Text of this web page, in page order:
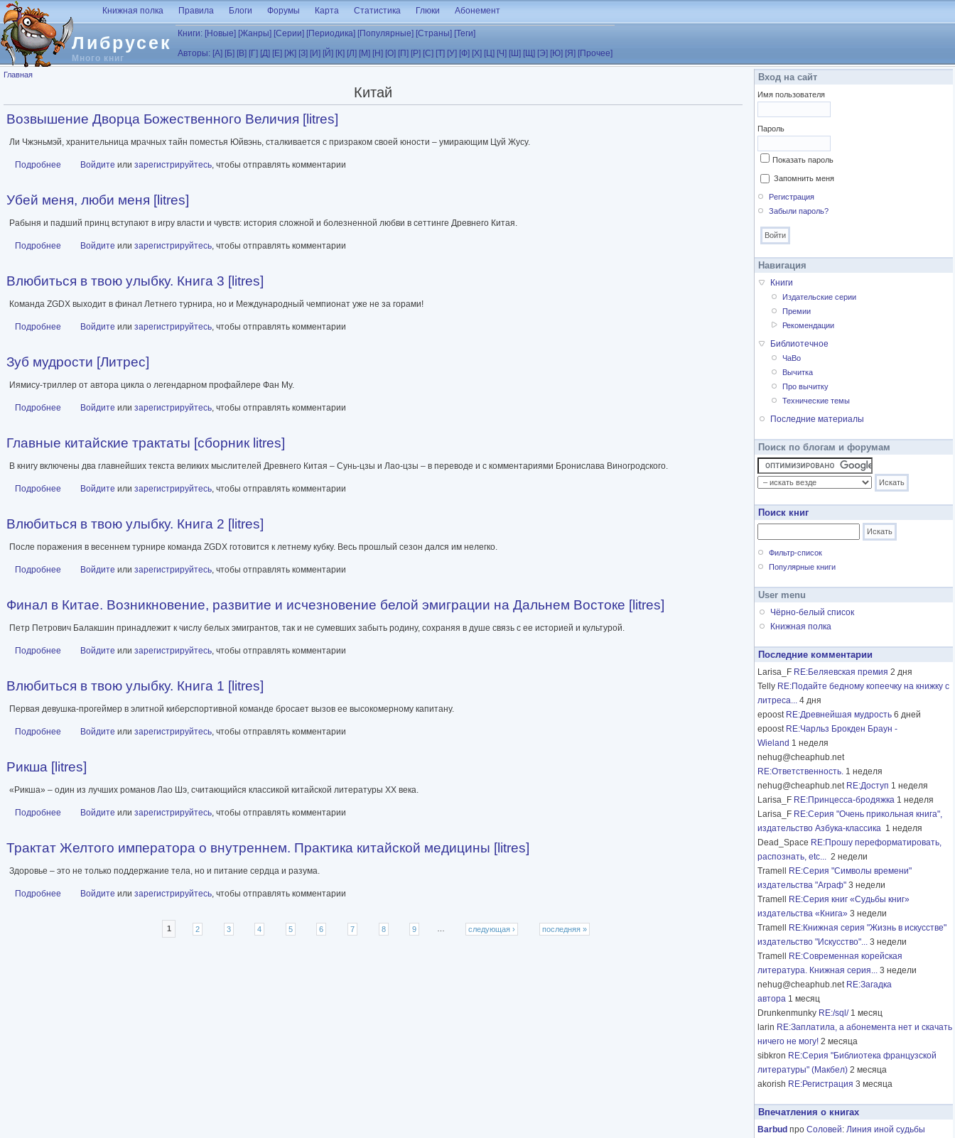
Перейти к основному содержанию
Либрусек
Много книг
Книжная полка Правила Блоги Форумы Карта Статистика Глюки Абонемент
Книги: [Новые] [Жанры] [Серии] [Периодика] [Популярные] [Страны] [Теги]
Авторы: [А] [Б] [В] [Г] [Д] [Е] [Ж] [З] [И] [Й] [К] [Л] [М] [Н] [О] [П] [Р] [С] [Т] [У] [Ф] [Х] [Ц] [Ч] [Ш] [Щ] [Э] [Ю] [Я] [Прочее]
Вы здесь
Главная
Китай
Возвышение Дворца Божественного Величия [litres]
Ли Чжэньмэй, хранительница мрачных тайн поместья Юйвэнь, сталкивается с призраком своей юности – умирающим Цуй Жусу.
Подробнее о Возвышение Дворца Божественного Величия [litres]
Войдите или зарегистрируйтесь, чтобы отправлять комментарии
Убей меня, люби меня [litres]
Рабыня и падший принц вступают в игру власти и чувств: история сложной и болезненной любви в сеттинге Древнего Китая.
Подробнее о Убей меня, люби меня [litres]
Войдите или зарегистрируйтесь, чтобы отправлять комментарии
Влюбиться в твою улыбку. Книга 3 [litres]
Команда ZGDX выходит в финал Летнего турнира, но и Международный чемпионат уже не за горами!
Подробнее о Влюбиться в твою улыбку. Книга 3 [litres]
Войдите или зарегистрируйтесь, чтобы отправлять комментарии
Зуб мудрости [Литрес]
Иямису-триллер от автора цикла о легендарном профайлере Фан Му.
Подробнее о Зуб мудрости [Литрес]
Войдите или зарегистрируйтесь, чтобы отправлять комментарии
Главные китайские трактаты [сборник litres]
В книгу включены два главнейших текста великих мыслителей Древнего Китая – Сунь-цзы и Лао-цзы – в переводе и с комментариями Бронислава Виногродского.
Подробнее о Главные китайские трактаты [сборник litres]
Войдите или зарегистрируйтесь, чтобы отправлять комментарии
Влюбиться в твою улыбку. Книга 2 [litres]
После поражения в весеннем турнире команда ZGDX готовится к летнему кубку. Весь прошлый сезон дался им нелегко.
Подробнее о Влюбиться в твою улыбку. Книга 2 [litres]
Войдите или зарегистрируйтесь, чтобы отправлять комментарии
Финал в Китае. Возникновение, развитие и исчезновение белой эмиграции на Дальнем Востоке [litres]
Петр Петрович Балакшин принадлежит к числу белых эмигрантов, так и не сумевших забыть родину, сохраняя в душе связь с ее историей и культурой.
Подробнее о Финал в Китае. Возникновение, развитие и исчезновение белой эмиграции на Дальнем Востоке [litres]
Войдите или зарегистрируйтесь, чтобы отправлять комментарии
Влюбиться в твою улыбку. Книга 1 [litres]
Первая девушка-прогеймер в элитной киберспортивной команде бросает вызов ее высокомерному капитану.
Подробнее о Влюбиться в твою улыбку. Книга 1 [litres]
Войдите или зарегистрируйтесь, чтобы отправлять комментарии
Рикша [litres]
«Рикша» – один из лучших романов Лао Шэ, считающийся классикой китайской литературы XX века.
Подробнее о Рикша [litres]
Войдите или зарегистрируйтесь, чтобы отправлять комментарии
Трактат Желтого императора о внутреннем. Практика китайской медицины [litres]
Здоровье – это не только поддержание тела, но и питание сердца и разума.
Подробнее о Трактат Желтого императора о внутреннем. Практика китайской медицины [litres]
Войдите или зарегистрируйтесь, чтобы отправлять комментарии
1 2 3 4 5 6 7 8 9 … следующая › последняя »
Вход на сайт
Имя пользователя
Пароль
Показать пароль
Запомнить меня
Регистрация
Забыли пароль?
Навигация
Книги
Издательские серии
Премии
Рекомендации
Библиотечное
ЧаВо
Вычитка
Про вычитку
Технические темы
Последние материалы
Поиск по блогам и форумам
Поиск книг
Фильтр-список
Популярные книги
User menu
Чёрно-белый список
Книжная полка
Последние комментарии
Larisa_F RE:Беляевская премия 2 дня
Telly RE:Подайте бедному копеечку на книжку с
литреса... 4 дня
epoost RE:Древнейшая мудрость 6 дней
epoost RE:Чарльз Брокден Браун -
Wieland 1 неделя
nehug@cheaphub.net
RE:Ответственность. 1 неделя
nehug@cheaphub.net RE:Доступ 1 неделя
Larisa_F RE:Принцесса-бродяжка 1 неделя
Larisa_F RE:Серия "Очень прикольная книга",
издательство Азбука-классика 1 неделя
Dead_Space RE:Прошу переформатировать,
распознать, etc... 2 недели
Tramell
RE:Серия "Символы времени"
издательства "Аграф" 3 недели
Tramell
RE:Серия книг «Судьбы книг»
издательства «Книга» 3 недели
Tramell
RE:Книжная серия "Жизнь в искусстве"
издательство "Искусство"... 3 недели
Tramell
RE:Современная корейская
литература. Книжная серия... 3 недели
nehug@cheaphub.net RE:Загадка
автора 1 месяц
Drunkenmunky RE:/sql/ 1 месяц
larin RE:Заплатила, а абонемента нет и скачать
ничего не могу! 2 месяца
sibkron RE:Серия "Библиотека французской
литературы" (Макбел) 2 месяца
akorish RE:Регистрация 3 месяца
Впечатления о книгах
Barbud про Соловей: Линия иной судьбы